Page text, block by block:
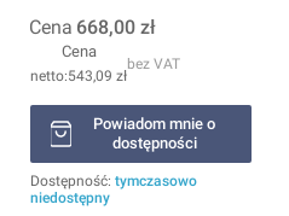
Cena 668,00 zł
Cena
543,09 zł
bez VAT
Powiadom mnie o
dostępności
Dostępność: tymczasowo
niedostępny